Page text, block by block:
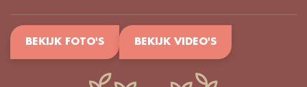
BEKIJK FOTO'S BEKIJK VIDEO'S